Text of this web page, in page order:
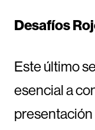
Desafíos
Este último
esencial a
presentación